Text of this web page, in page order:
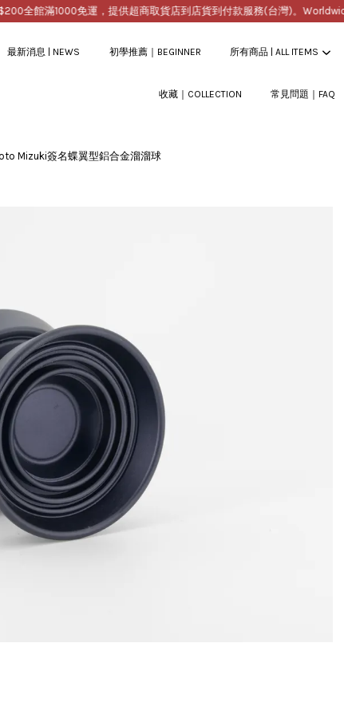
全館滿1000免運，提供超商取貨店到店貨到付款服務(台灣)。Worldwide
最新消息 | NEWS 初學推薦｜BEGINNER 所有商品 | ALL ITEMS
收藏｜COLLECTION 常見問題｜FAQ
Mizuki簽名蝶翼型鋁合金溜溜球